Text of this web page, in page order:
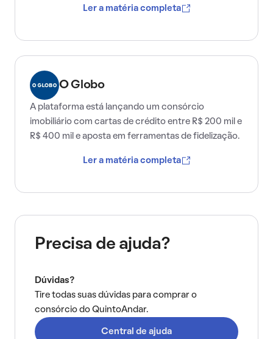
Ler a matéria completa
O Globo
A plataforma está lançando um consórcio
imobiliário com cartas de crédito entre R$ 200 mil e
R$ 400 mil e aposta em ferramentas de fidelização.
Ler a matéria completa
Precisa de ajuda?
Dúvidas?
Tire todas suas dúvidas para comprar o
consórcio do QuintoAndar.
Central de ajuda